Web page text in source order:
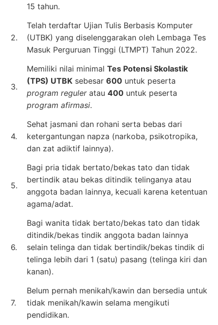
15 tahun.
2.
Telah terdaftar Ujian Tulis Berbasis Komputer
(UTBK) yang diselenggarakan oleh Lembaga Tes
Masuk Perguruan Tinggi (LTMPT) Tahun 2022.
3.
Memiliki nilai minimal Tes Potensi Skolastik
(TPS) UTBK sebesar 600 untuk peserta
program reguleratau 400 untuk peserta
program afirmasi.
4.
Sehat jasmani dan rohani serta bebas dari
ketergantungan napza (narkoba, psikotropika,
dan zat adiktif lainnya).
5.
Bagi pria tidak bertato/bekas tato dan tidak
bertindik atau bekas ditindik telinganya atau
anggota badan lainnya, kecuali karena ketentuan
agama/adat.
6.
Bagi wanita tidak bertato/bekas tato dan tidak
ditindik/bekas tindik anggota badan lainnya
selain telinga dan tidak bertindik/bekas tindik di
telinga lebih dari 1 (satu) pasang (telinga kiri dan
kanan).
7.
Belum pernah menikah/kawin dan bersedia untuk
tidak menikah/kawin selama mengikuti
pendidikan.